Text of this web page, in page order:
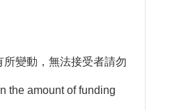
變動，無法接受者請勿
amount of funding